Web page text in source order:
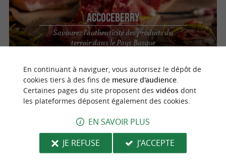
Accoceberry
Savourez l'authenticité des produits du
terroir dans le Pays Basque
Boutique Pascal Massonde Espelette
Espelette 4.5 km
En continuant à naviguer, vous autorisez le dépôt de
cookies tiers à des fins de mesure d'audience.
Certaines pages du site proposent des vidéosdont
les plateformes déposent également des cookies.
EN SAVOIR PLUS
JE REFUSE
J'ACCEPTE